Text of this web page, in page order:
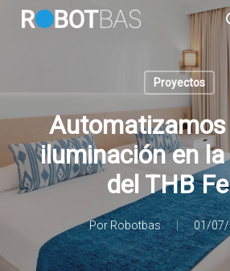
Skip
Proyectos
iluminación en
del THB
PorRobotbas 01/07/